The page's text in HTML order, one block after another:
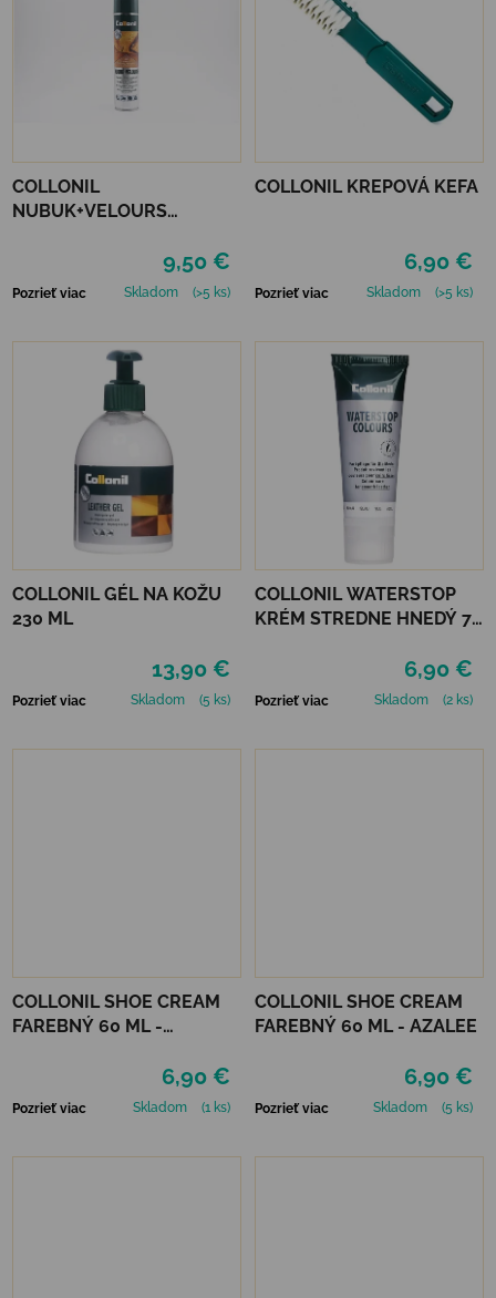
COLLONIL
NUBUK+VELOURS
9,50 €
Pozrieť viac Skladom (>5 ks)
COLLONIL KREPOVÁ KEFA
6,90 €
Pozrieť viac Skladom (>5 ks)
COLLONIL GÉL NA KOŽU
230 ML
13,90 €
Pozrieť viac Skladom (5 ks)
COLLONIL WATERSTOP
KRÉM STREDNE HNEDÝ 75
6,90 €
Pozrieť viac Skladom (2 ks)
COLLONIL SHOE CREAM
FAREBNÝ 60 ML -
6,90 €
Pozrieť viac Skladom (1 ks)
COLLONIL SHOE CREAM
FAREBNÝ 60 ML - AZALEE
6,90 €
Pozrieť viac Skladom (5 ks)